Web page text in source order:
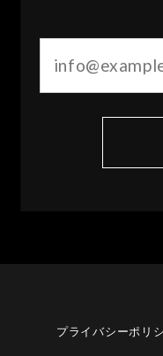
プライバシーポリ